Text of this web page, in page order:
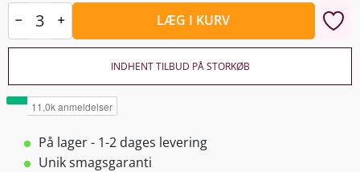
LÆG I KURV
INDHENT TILBUD PÅ STORKØB
På lager - 1-2 dages levering
Unik smagsgaranti